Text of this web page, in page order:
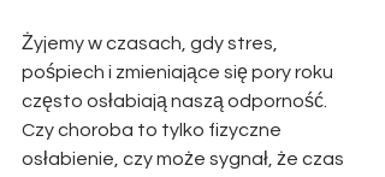
Żyjemy w czasach, gdy stres,
pośpiech i zmieniające się pory roku
często osłabiają naszą odporność.
Czy choroba to tylko fizyczne
osłabienie, czy może sygnał, że czas